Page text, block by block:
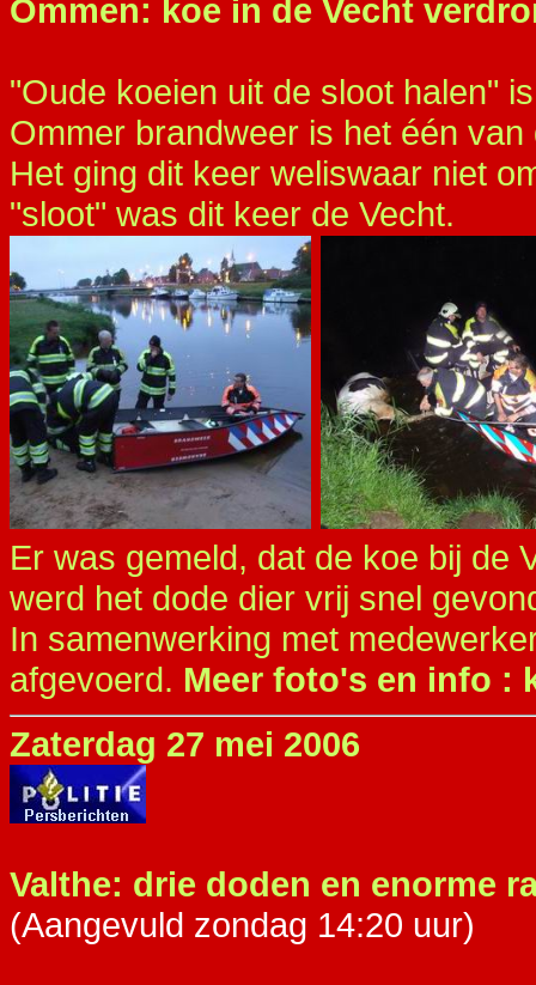
Ommen: koe in de Vecht
"Oude koeien uit de sloot halen"
Ommer brandweer is het één
Het ging dit keer weliswaar niet
"sloot" was dit keer de Vecht.
Er was gemeld, dat de koe bij de
werd het dode dier vrij snel
In samenwerking met
afgevoerd. Meer foto's en info :
Zaterdag 27 mei 2006
Valthe: drie doden en enorme
(Aangevuld zondag 14:20 uur)